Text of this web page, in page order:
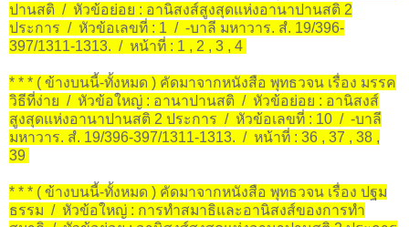
ปานสติ / หัวข้อย่อย : อานิสงส์สูงสุดแห่งอานาปานสติ 2
ประการ / หัวข้อเลขที่ : 1 / -บาลี มหาวาร. สํ. 19/396-
397/1311-1313. / หน้าที่ : 1 , 2 , 3 , 4
* * * ( ข้างบนนี้-ทั้งหมด ) คัดมาจากหนังสือ พุทธวจน เรื่อง มรรค
วิธีที่ง่าย / หัวข้อใหญ่ : อานาปานสติ / หัวข้อย่อย : อานิสงส์
สูงสุดแห่งอานาปานสติ 2 ประการ / หัวข้อเลขที่ : 10 / -บาลี
มหาวาร. สํ. 19/396-397/1311-1313. / หน้าที่ : 36 , 37 , 38 ,
39
* * * ( ข้างบนนี้-ทั้งหมด ) คัดมาจากหนังสือ พุทธวจน เรื่อง ปฐม
ธรรม / หัวข้อใหญ่ : การทำสมาธิและอานิสงส์ของการทำ